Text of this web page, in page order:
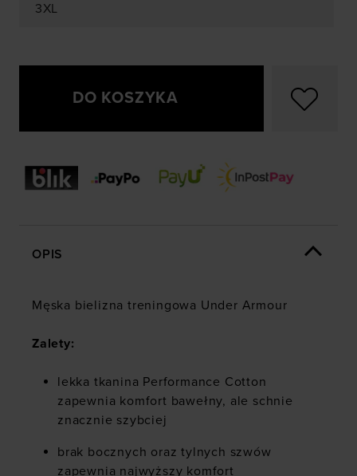
3XL
DO KOSZYKA
OPIS
Męska bielizna treningowa Under Armour
Zalety:
lekka tkanina Performance Cotton
zapewnia komfort bawełny, ale schnie
znacznie szybciej
brak bocznych oraz tylnych szwów
zapewnia najwyższy komfort